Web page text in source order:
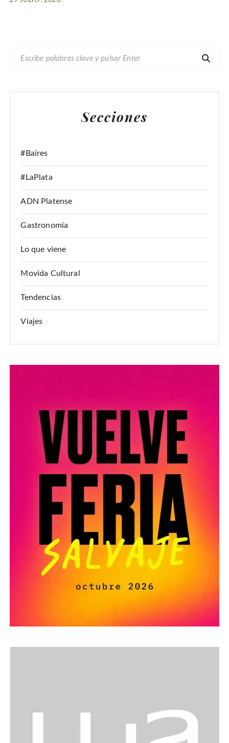
C
Secciones
#Baires
#LaPlata
ADN Platense
Gastronomía
Lo que viene
Movida Cultural
Tendencias
Viajes